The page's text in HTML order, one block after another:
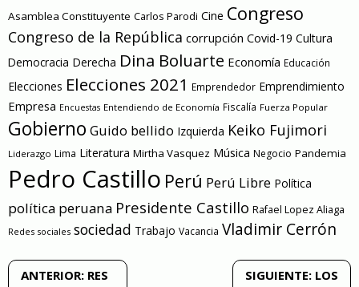
Asamblea Constituyente Carlos Parodi Cine Congreso
Congreso de la República corrupción Covid-19 Cultura
Democracia Derecha Dina Boluarte Economía Educación
Elecciones Elecciones 2021 Emprendedor Emprendimiento
Empresa Encuestas Entendiendo de Economía Fiscalía Fuerza Popular
Gobierno Guido bellido Izquierda Keiko Fujimori
Liderazgo Lima Literatura Mirtha Vasquez Música Negocio Pandemia
Pedro Castillo Perú Perú Libre Política
política peruana Presidente Castillo Rafael Lopez Aliaga
Redes sociales sociedad Trabajo Vacancia Vladimir Cerrón
Navegación
ANTERIOR: RES
SIGUIENTE: LOS